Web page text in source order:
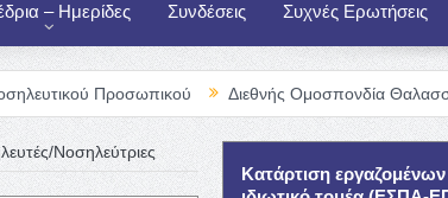
– Ημερίδες Συνδέσεις Συχνές Ερωτήσεις
Διεθνής Ομοσπονδία Θαλασσαιμίας –
Νοσηλεύτριες
Κατάρτιση